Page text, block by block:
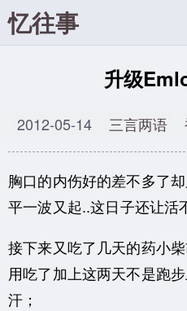
忆往事
升级
2012-05-14 三言两语
胸口的内伤好的差不多了
平一波又起..这日子还让活
接下来又吃了几天的药小
用吃了加上这两天不是跑
汗；